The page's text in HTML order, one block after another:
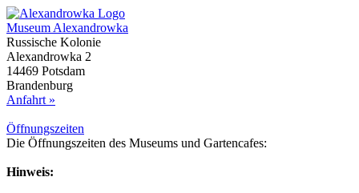
Museum Alexandrowka
Russische Kolonie
Alexandrowka 2
14469 Potsdam
Brandenburg
Anfahrt »
Öffnungs­zeiten
Die Öffnungszeiten des Museums und Gartencafes:
Hinweis: